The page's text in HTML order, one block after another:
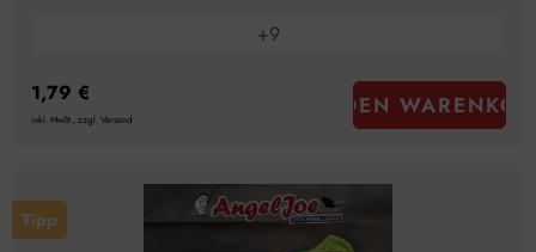
+9
1,79 €
inkl. MwSt., zzgl. Versand IN DEN
Tipp